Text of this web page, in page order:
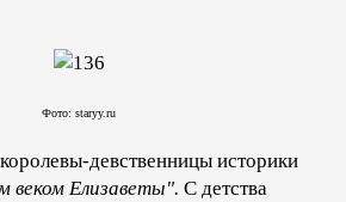
Фото: staryy.ru
девственницы историки
веком Елизаветы". С детства